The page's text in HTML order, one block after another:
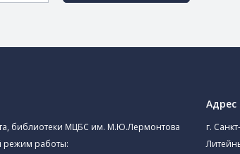
библиотеки МЦБС им. М.Ю.Лермонтова
режим работы:
Адрес
г.